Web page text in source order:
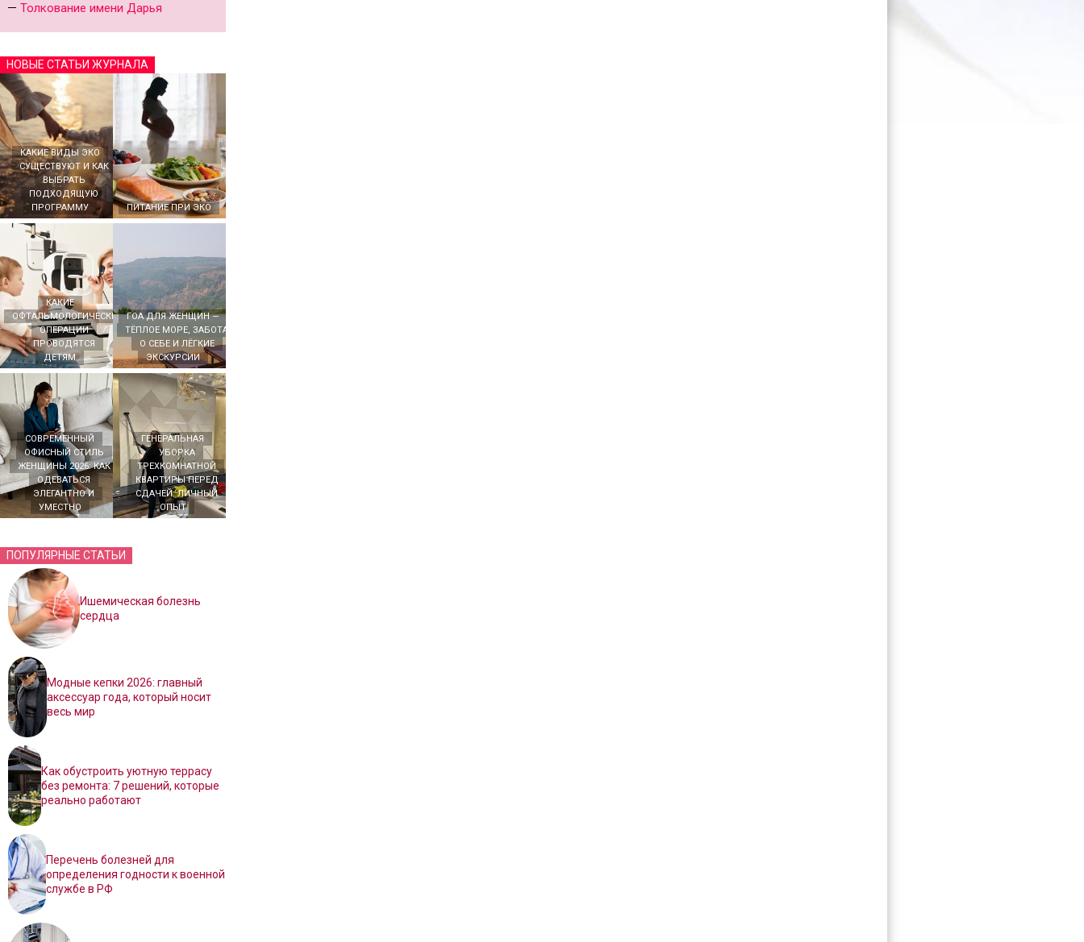
Толкование имени Дарья
НОВЫЕ СТАТЬИ ЖУРНАЛА
КАКИЕ ВИДЫ ЭКО
СУЩЕСТВУЮТ И КАК
ВЫБРАТЬ
ПОДХОДЯЩУЮ
ПРОГРАММУ
ПИТАНИЕ ПРИ ЭКО
КАКИЕ
ОФТАЛЬМОЛОГИЧЕСКИЕ
ОПЕРАЦИИ
ПРОВОДЯТСЯ
ДЕТЯМ
ГОА ДЛЯ ЖЕНЩИН —
ТЁПЛОЕ МОРЕ, ЗАБОТА
О СЕБЕ И ЛЁГКИЕ
ЭКСКУРСИИ
СОВРЕМЕННЫЙ
ОФИСНЫЙ СТИЛЬ
ЖЕНЩИНЫ 2026: КАК
ОДЕВАТЬСЯ
ЭЛЕГАНТНО И
УМЕСТНО
ГЕНЕРАЛЬНАЯ
УБОРКА
ТРЕХКОМНАТНОЙ
КВАРТИРЫ ПЕРЕД
СДАЧЕЙ: ЛИЧНЫЙ
ОПЫТ
ПОПУЛЯРНЫЕ СТАТЬИ
Ишемическая болезнь
сердца
Модные кепки 2026: главный
аксессуар года, который носит
весь мир
Как обустроить уютную террасу
без ремонта: 7 решений, которые
реально работают
Перечень болезней для
определения годности к военной
службе в РФ